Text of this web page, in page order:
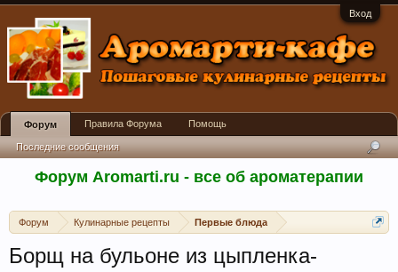
Вход
Форум Aromarti.ru - все об ароматерапии
Форум Кулинарные рецепты Первые блюда
Борщ на бульоне из цыпленка-
Форум
Последние сообщения
Правила Форума Помощь